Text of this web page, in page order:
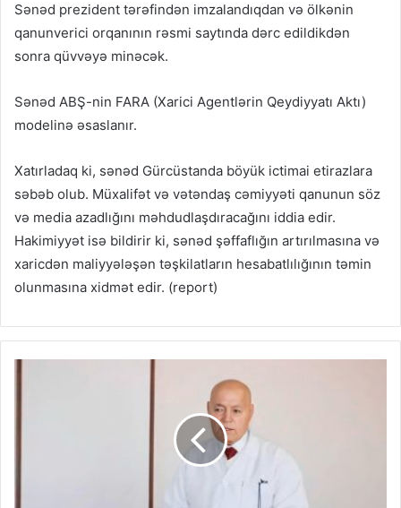
Sənəd prezident tərəfindən imzalandıqdan və ölkənin
qanunverici orqanının rəsmi saytında dərc edildikdən
sonra qüvvəyə minəcək.
Sənəd ABŞ-nin FARA (Xarici Agentlərin Qeydiyyatı Aktı)
modelinə əsaslanır.
Xatırladaq ki, sənəd Gürcüstanda böyük ictimai etirazlara
səbəb olub. Müxalifət və vətəndaş cəmiyyəti qanunun söz
və media azadlığını məhdudlaşdıracağını iddia edir.
Hakimiyyət isə bildirir ki, sənəd şəffaflığın artırılmasına və
xaricdən maliyyələşən təşkilatların hesabatlılığının təmin
olunmasına xidmət edir. (report)